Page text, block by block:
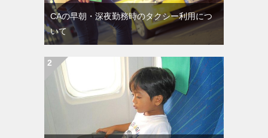
CAの早朝・深夜勤務時のタクシー利用につ
いて